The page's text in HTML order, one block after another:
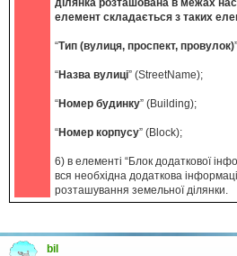
ділянка розташована в межах
елемент складається з таких
“Тип (вулиця, проспект, провулок)
“Назва вулиці” (StreetName);
“Номер будинку” (Building);
“Номер корпусу” (Block);
6) в елементі “Блок додаткової
вся необхідна додаткова
розташування земельної ділянки.
bil